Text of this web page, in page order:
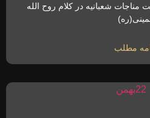
مناجات شعبانیه در کلام روح الله
مطلب